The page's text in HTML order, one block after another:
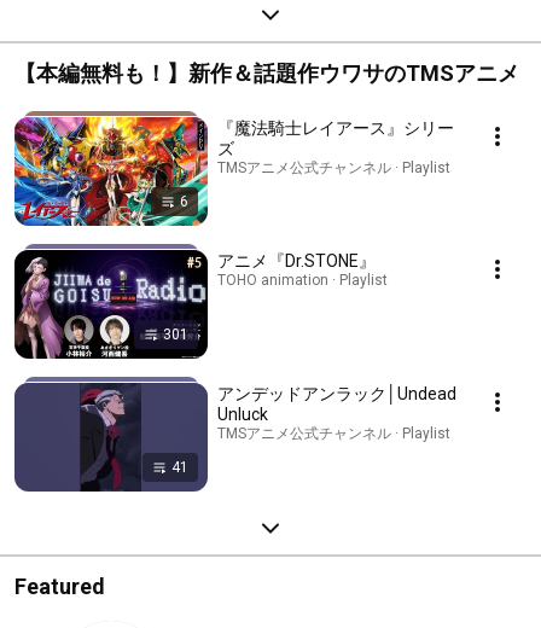
【本編無料も！】新作＆話題作ウワサのTMSアニメ
6
『魔法騎士レイアース』シリー
ズ
TMSアニメ公式チャンネル · Playlist
301
アニメ『Dr.STONE』
TOHO animation · Playlist
41
アンデッドアンラック│Undead
Unluck
TMSアニメ公式チャンネル · Playlist
Featured